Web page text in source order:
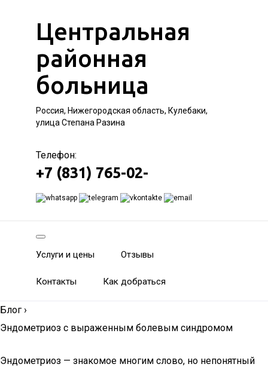
Центральная
районная
больница
Россия, Нижегородская область, Кулебаки,
улица Степана Разина
Телефон:
+7 (831) 765-02-
Услуги и цены Отзывы
Контакты Как добраться
Блог ›
Эндометриоз с выраженным болевым синдромом
Эндометриоз — знакомое многим слово, но непонятный